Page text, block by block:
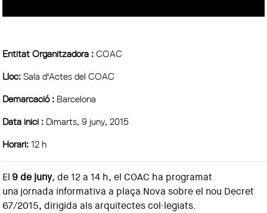
Entitat Organitzadora :COAC
Lloc:Sala d'Actes del COAC
Demarcació : Barcelona
Data inici : Dimarts, 9 juny, 2015
Horari:12 h
El 9 de juny, de 12 a 14 h, el COAC ha programat
una jornada informativa a plaça Nova sobre el nou Decret
67/2015, dirigida als arquitectes col·legiats.